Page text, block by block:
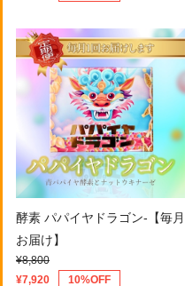
酵素 パパイヤドラゴン-【毎月
お届け】
¥8,800
¥7,920
10%OFF